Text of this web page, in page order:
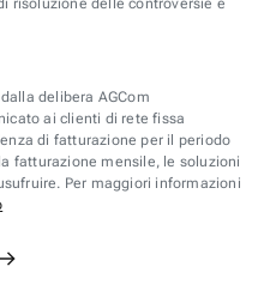
risoluzione delle controversie è
delibera AGCom
ai clienti di rete fissa
di fatturazione per il periodo
fatturazione mensile, le soluzioni
Per maggiori informazioni